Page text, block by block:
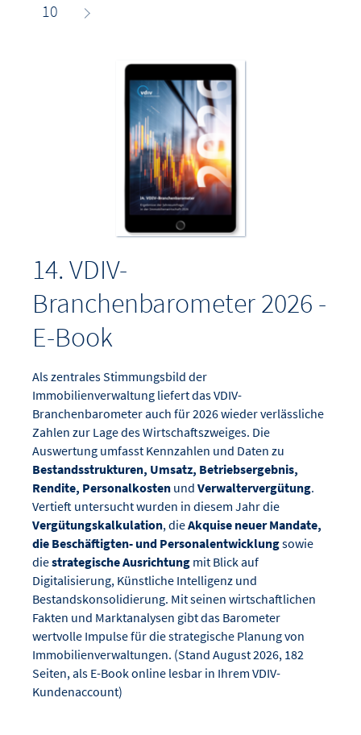
10
14. VDIV-
Branchenbarometer 2026 -
E-Book
Als zentrales Stimmungsbild der
Immobilienverwaltung liefert das VDIV-
Branchenbarometer auch für 2026 wieder verlässliche
Zahlen zur Lage des Wirtschaftszweiges. Die
Auswertung umfasst Kennzahlen und Daten zu
Bestandsstrukturen, Umsatz, Betriebsergebnis,
Rendite, Personalkosten und Verwaltervergütung.
Vertieft untersucht wurden in diesem Jahr die
Vergütungskalkulation, dieAkquise neuer Mandate,
die Beschäftigten- und Personalentwicklungsowie
diestrategische Ausrichtung mit Blick auf
Digitalisierung, Künstliche Intelligenz und
Bestandskonsolidierung. Mit seinen wirtschaftlichen
Fakten und Marktanalysen gibt das Barometer
wertvolle Impulse für die strategische Planung von
Immobilienverwaltungen. (Stand August 2026, 182
Seiten, als E-Book online lesbar in Ihrem VDIV-
Kundenaccount)